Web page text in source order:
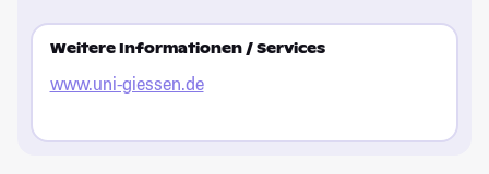
Weitere Informationen / Services
www.uni-giessen.de